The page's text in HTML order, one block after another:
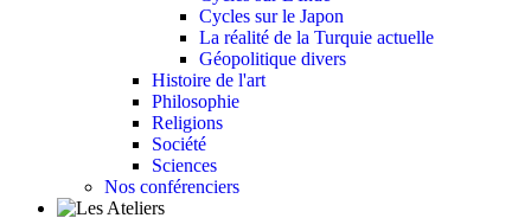
Cycles sur le Japon
La réalité de la Turquie actuelle
Géopolitique divers
Histoire de l'art
Philosophie
Religions
Société
Sciences
Nos conférenciers